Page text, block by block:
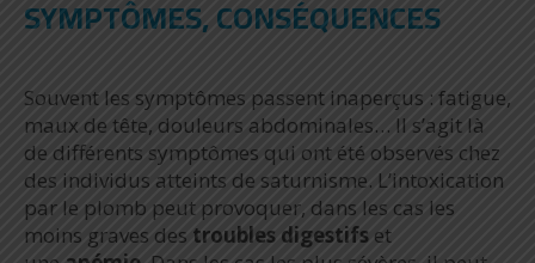
SYMPTÔMES, CONSÉQUENCES
Souvent les symptômes passent inaperçus : fatigue,
maux de tête, douleurs abdominales… Il s’agit là
de différents symptômes qui ont été observés chez
des individus atteints de saturnisme. L’intoxication
par le plomb peut provoquer, dans les cas les
moins graves des troubles digestifs et